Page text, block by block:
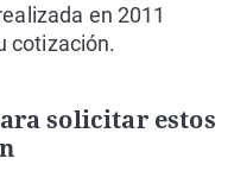
en 2011
cotización.
solicitar estos